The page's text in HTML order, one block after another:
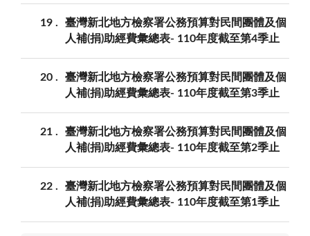
19
臺灣新北地方檢察署公務預算對民間團體及個
人補(捐)助經費彙總表- 110年度截至第4季止
20
臺灣新北地方檢察署公務預算對民間團體及個
人補(捐)助經費彙總表- 110年度截至第3季止
21
臺灣新北地方檢察署公務預算對民間團體及個
人補(捐)助經費彙總表- 110年度截至第2季止
22
臺灣新北地方檢察署公務預算對民間團體及個
人補(捐)助經費彙總表- 110年度截至第1季止